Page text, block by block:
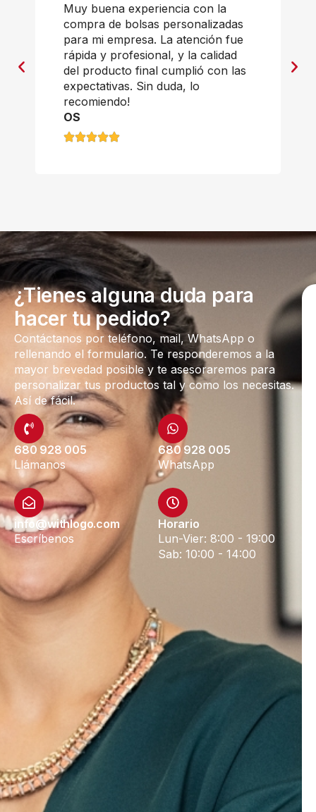
Muy buena experiencia con la
compra de bolsas personalizadas
para mi empresa. La atención fue
rápida y profesional, y la calidad
del producto final cumplió con las
expectativas. Sin duda, lo
recomiendo!
OS
¿Tienes alguna duda para
hacer tu pedido?
Contáctanos por teléfono, mail, WhatsApp o
rellenando el formulario. Te responderemos a la
mayor brevedad posible y te asesoraremos para
personalizar tus productos tal y como los necesitas.
Así de fácil.
680 928 005
Llámanos
680 928 005
WhatsApp
info@withlogo.com
Escríbenos
Horario
Lun-Vier: 8:00 - 19:00
Sab: 10:00 - 14:00